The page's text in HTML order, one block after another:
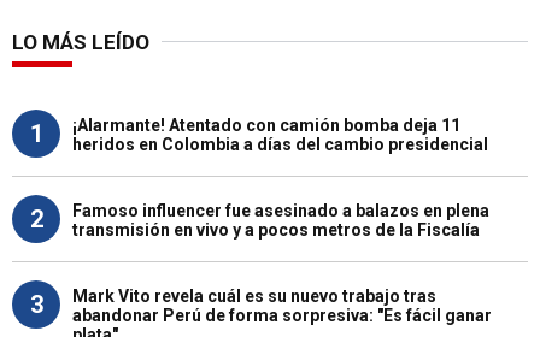
LO MÁS LEÍDO
1
¡Alarmante! Atentado con camión bomba deja 11
heridos en Colombia a días del cambio presidencial
2
Famoso influencer fue asesinado a balazos en plena
transmisión en vivo y a pocos metros de la Fiscalía
3
Mark Vito revela cuál es su nuevo trabajo tras
abandonar Perú de forma sorpresiva: "Es fácil ganar